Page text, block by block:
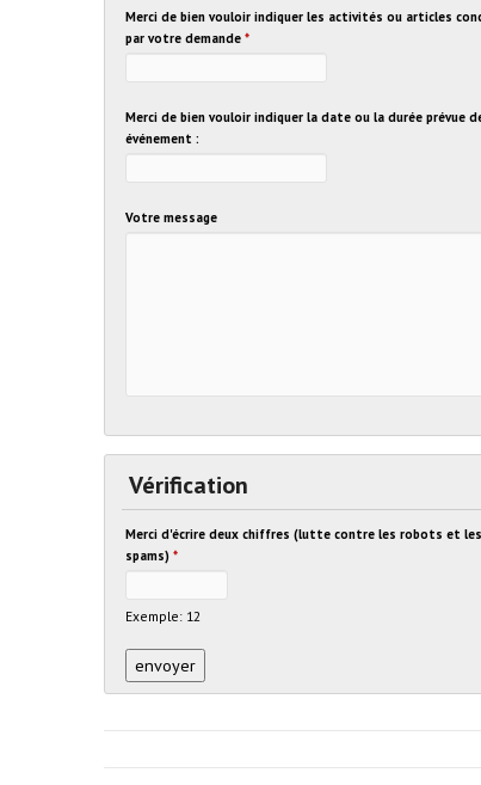
Merci de bien vouloir indiquer les activités ou articles
par votre demande*
Merci de bien vouloir indiquer la date ou la durée prévue
événement :
Votre message
Vérification
Merci d'écrire deux chiffres (lutte contre les robots et les
spams)*
Exemple: 12